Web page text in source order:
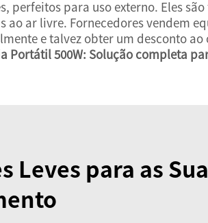
perfeitos para uso externo. Eles
ar livre. Fornecedores vendem
e talvez obter um desconto
Portátil 500W: Solução completa
Leves para as